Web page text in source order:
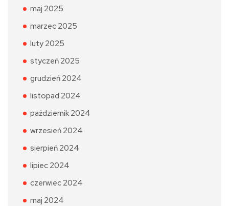
maj 2025
marzec 2025
luty 2025
styczeń 2025
grudzień 2024
listopad 2024
październik 2024
wrzesień 2024
sierpień 2024
lipiec 2024
czerwiec 2024
maj 2024